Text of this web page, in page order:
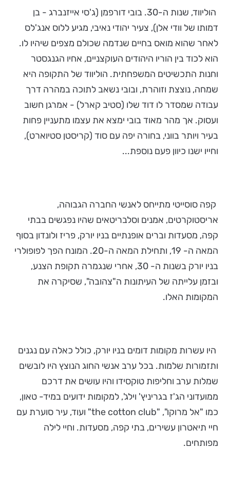
הוליווד, שנות ה-30. בובי דורפמן (ג'סי אייזנברג - בן
דמותו של וודי אלן), צעיר יהודי נאיבי, מגיע ללוס אנג'לס
לאחר שהוא מואס בחיים שנדמה שכולם מצפים שיהיו לו.
הוא לכוד בין הוריו היהודים העוקצניים, אחיו הגנגסטר
וחנות התכשיטים המשפחתית. הוליווד של התקופה היא
שמחה, נוצצת וזוהרת, ובובי נשאב לתוכה במהרה דרך
עבודה שמסדר לו דוד שלו (סטיב קארל) - אמרגן חשוב
ועסוק. אך מהר מאוד בובי ימצא את עצמו מתעניין פחות
בעיר ויותר בווני, בחורה יפה עם סוד (קריסטן סטיוארט),
וחייו ישנו כיוון פעם נוספת...
קפה סוסייטי מתייחס לאנשי החברה הגבוהה,
אריסטוקרטים, אמנים וסלבריטאים שהיו נפגשים בבתי
קפה, מסעדות וברים אופנתיים בניו יורק, פריז ולונדון בסוף
המאה ה- 19, ותחילת המאה ה-20. המונח הפך לפופולרי
בניו יורק בשנות ה- 30, אחרי שנגמרה תקופת הצנע,
ובזמן עלייתה של העיתונות ה"צהובה", שסיקרה את
המקומות האלו.
היו עשרות מקומות דומים בניו יורק, כולל כאלה עם נגנים
ותזמורות שלמות. בכל ערב אנשי החוג הנוצץ היו לובשים
שמלות ערב וחליפות טוקסידו והיו עושים את דרכם
ממועדוני הג'ז בגריניץ' וילג', למקומות ידועים במיד- טאון,
כמו "אל מרוקו", "the cotton club" ועוד, עיר סוערת עם
חיי תיאטרון עשירים, בתי קפה, מסעדות. וחיי לילה
מפותחים.